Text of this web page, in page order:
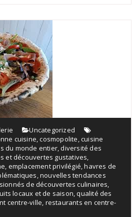
Uncategorized
cuisine,cosmopolite,cuisine
du monde entier,diversité des
et découvertes gustatives,
, emplacement privilégié,havres de
,nouvelles tendances
de découvertes culinaires,
locaux et de saison,qualité des
centre-ville, restaurants en centre-